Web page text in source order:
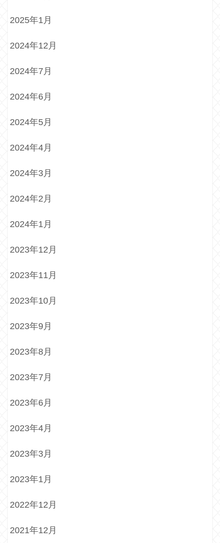
2025年1月
2024年12月
2024年7月
2024年6月
2024年5月
2024年4月
2024年3月
2024年2月
2024年1月
2023年12月
2023年11月
2023年10月
2023年9月
2023年8月
2023年7月
2023年6月
2023年4月
2023年3月
2023年1月
2022年12月
2021年12月